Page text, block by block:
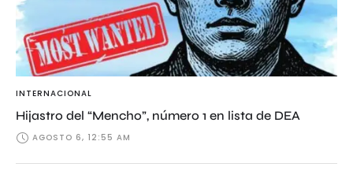
INTERNACIONAL
Hijastro del “Mencho”, número 1 en lista de DEA
AGOSTO 6, 12:55 AM